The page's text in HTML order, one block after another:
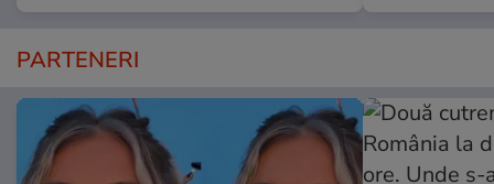
PARTENERI